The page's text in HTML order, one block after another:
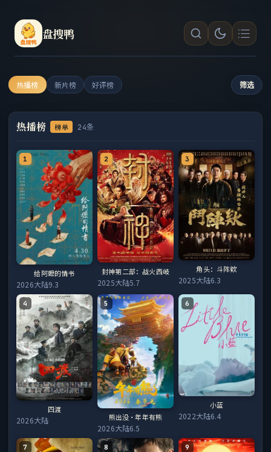
盘搜鸭
热播榜 新片榜 好评榜 筛选
热播榜 榜单 24条
1
给阿嬷的情书
2026大陆9.3
2
封神第二部：战火西岐
2025大陆5.7
3
角头：斗阵欸
2025大陆6.3
4
四渡
2026大陆
5
熊出没·年年有熊
2026大陆6.5
6
小蓝
2022大陆6.4
7 8 9